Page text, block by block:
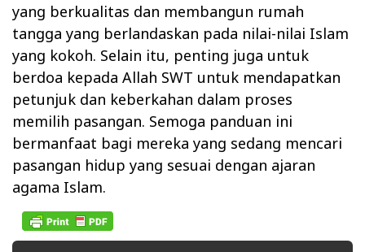
yang berkualitas dan membangun rumah
tangga yang berlandaskan pada nilai-nilai Islam
yang kokoh. Selain itu, penting juga untuk
berdoa kepada Allah SWT untuk mendapatkan
petunjuk dan keberkahan dalam proses
memilih pasangan. Semoga panduan ini
bermanfaat bagi mereka yang sedang mencari
pasangan hidup yang sesuai dengan ajaran
agama Islam.